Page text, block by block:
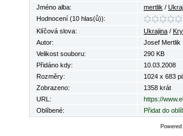
Jméno alba:
mertlik /
Hodnocení (10 hlas(ů)):
Klíčová slova:
Ukrajina /
Autor:
Josef Mertlik
Velikost souboru:
290 KB
Přidáno kdy:
10.03.2008
Rozměry:
1024 x 683
Zobrazeno:
1358 krát
URL:
https://
Oblíbené:
Přidat do